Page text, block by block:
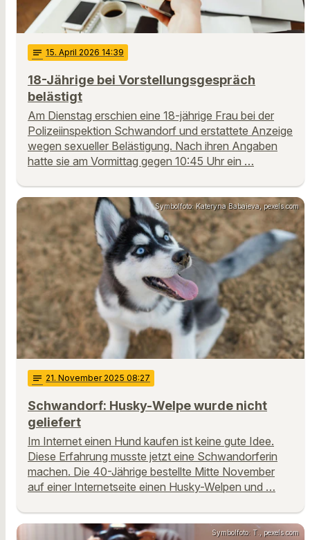
notes 15. April 2026 14:39
18-Jährige bei Vorstellungsgespräch
belästigt
Am Dienstag erschien eine 18-jährige Frau bei der
Polizeiinspektion Schwandorf und erstattete Anzeige
wegen sexueller Belästigung. Nach ihren Angaben
hatte sie am Vormittag gegen 10:45 Uhr ein …
Symbolfoto: Kateryna Babaieva, pexels.com
notes 21. November 2025 08:27
Schwandorf: Husky-Welpe wurde nicht
geliefert
Im Internet einen Hund kaufen ist keine gute Idee.
Diese Erfahrung musste jetzt eine Schwandorferin
machen. Die 40-Jährige bestellte Mitte November
auf einer Internetseite einen Husky-Welpen und …
Symbolfoto: T., pexels.com